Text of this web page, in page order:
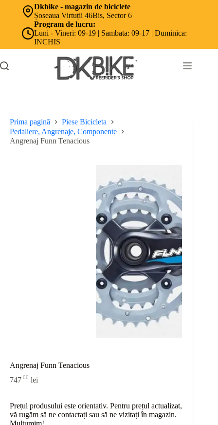
Dkbike - magazin de biciclete
Șoseaua Virtuții 46Bis, Sector 6
Program de lucru:
Luni - Vineri: 09-19 | Sambata: 09-17 | Duminica:
INCHIS
Prima pagină
Piese Bicicleta
Pedaliere, Angrenaje, Componente
Angrenaj Funn Tenacious
Angrenaj Funn Tenacious
747 00 lei
Prețul produsului este orientativ. Pentru prețul actualizat,
vă rugăm să ne contactați sau să ne vizitați în magazin.
Mulțumim!